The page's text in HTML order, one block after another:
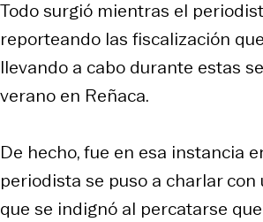
Todo surgió mientras el
reporteando las fiscalización
llevando a cabo durante estas
verano en Reñaca.
De hecho, fue en esa instancia
periodista se puso a charlar
que se indignó al percatarse